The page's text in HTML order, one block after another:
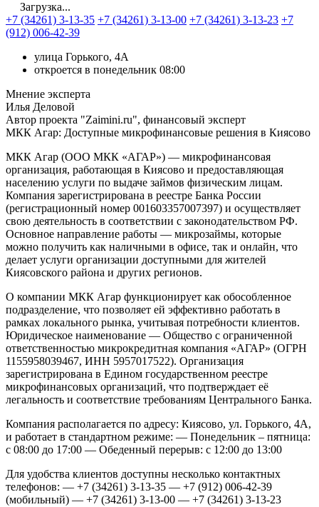
Загрузка...
+7 (34261) 3-13-35 +7 (34261) 3-13-00 +7 (34261) 3-13-23 +7
(912) 006-42-39
улица Горького, 4А
откроется в понедельник 08:00
Мнение эксперта
Илья Деловой
Автор проекта "Zaimini.ru", финансовый эксперт
МКК Агар: Доступные микрофинансовые решения в Киясово
МКК Агар (ООО МКК «АГАР») — микрофинансовая
организация, работающая в Киясово и предоставляющая
населению услуги по выдаче займов физическим лицам.
Компания зарегистрирована в реестре Банка России
(регистрационный номер 001603357007397) и осуществляет
свою деятельность в соответствии с законодательством РФ.
Основное направление работы — микрозаймы, которые
можно получить как наличными в офисе, так и онлайн, что
делает услуги организации доступными для жителей
Киясовского района и других регионов.
О компании МКК Агар функционирует как обособленное
подразделение, что позволяет ей эффективно работать в
рамках локального рынка, учитывая потребности клиентов.
Юридическое наименование — Общество с ограниченной
ответственностью микрокредитная компания «АГАР» (ОГРН
1155958039467, ИНН 5957017522). Организация
зарегистрирована в Едином государственном реестре
микрофинансовых организаций, что подтверждает её
легальность и соответствие требованиям Центрального Банка.
Компания располагается по адресу: Киясово, ул. Горького, 4А,
и работает в стандартном режиме: — Понедельник – пятница:
с 08:00 до 17:00 — Обеденный перерыв: с 12:00 до 13:00
Для удобства клиентов доступны несколько контактных
телефонов: — +7 (34261) 3-13-35 — +7 (912) 006-42-39
(мобильный) — +7 (34261) 3-13-00 — +7 (34261) 3-13-23